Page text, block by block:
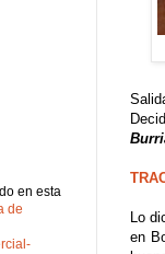
Lo
en
en esta
de